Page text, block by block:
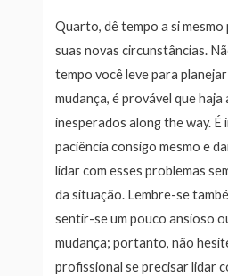
Quarto, dê tempo a si
suas novas circunstâncias.
tempo você leve para
mudança, é provável que haja
inesperados along the way.
paciência consigo mesmo e
lidar com esses problemas
da situação. Lembre-se
sentir-se um pouco ansioso
mudança; portanto, não
profissional se precisar lidar